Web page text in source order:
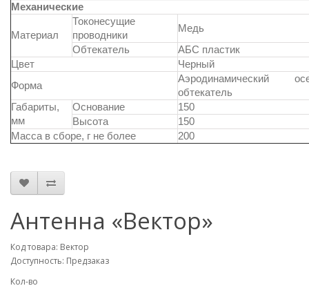
Механические
Материал
Токонесущие
проводники
Медь
Обтекатель
АБС пластик
Цвет
Черный
Форма
Аэродинамический
обтекатель
Габариты,
мм
Основание
150
Высота
150
Масса в сборе, г не более
200
Антенна «Вектор»
Код товара: Вектор
Доступность: Предзаказ
Кол-во